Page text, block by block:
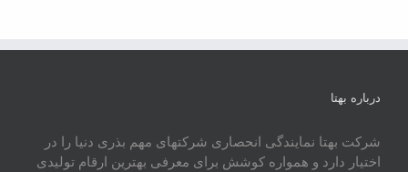
درباره بهتا
شرکت بهتا نمایندگی انحصاری شرکتهای مهم بذری دنیا را در
اختیار دارد و همواره کوشش برای معرفی بهترین ارقام تولیدی